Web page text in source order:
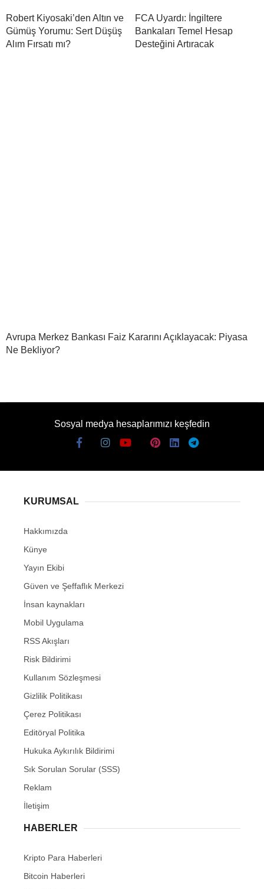
Robert Kiyosaki’den Altın ve
Gümüş Yorumu: Sert Düşüş
Alım Fırsatı mı?
FCA Uyardı: İngiltere
Bankaları Temel Hesap
Desteğini Artıracak
Avrupa Merkez Bankası Faiz Kararını Açıklayacak: Piyasa
Ne Bekliyor?
Sosyal medya hesaplarımızı keşfedin
KURUMSAL
Hakkımızda
Künye
Yayın Ekibi
Güven ve Şeffaflık Merkezi
İnsan kaynakları
Mobil Uygulama
RSS Akışları
Risk Bildirimi
Kullanım Sözleşmesi
Gizlilik Politikası
Çerez Politikası
Editöryal Politika
Hukuka Aykırılık Bildirimi
Sık Sorulan Sorular (SSS)
Reklam
İletişim
HABERLER
Kripto Para Haberleri
Bitcoin Haberleri